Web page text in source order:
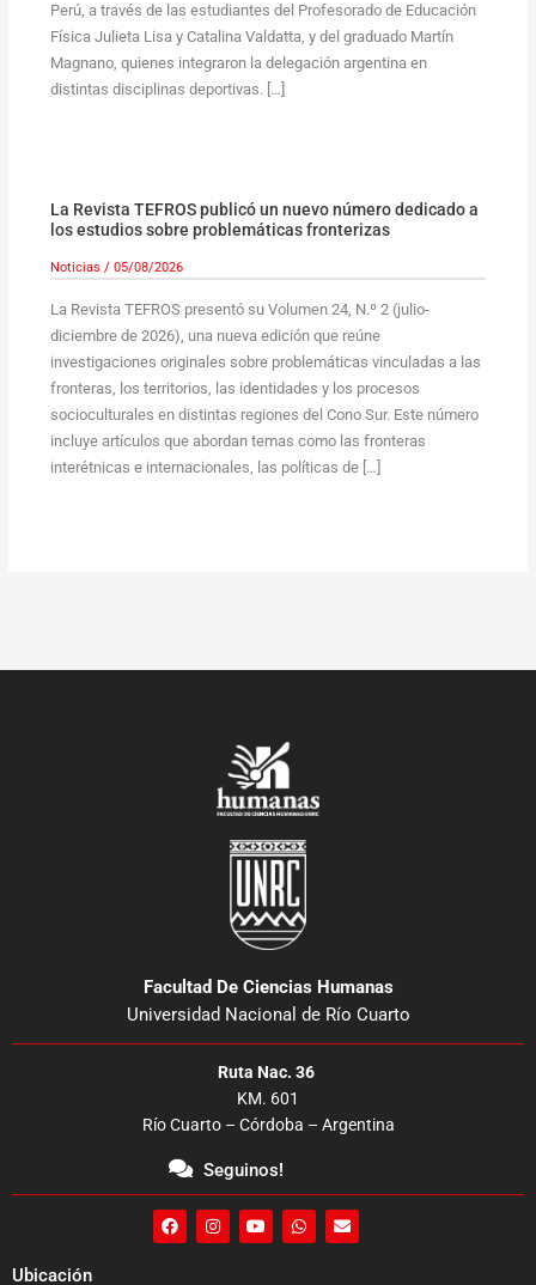
Perú, a través de las estudiantes del Profesorado de Educación
Física Julieta Lisa y Catalina Valdatta, y del graduado Martín
Magnano, quienes integraron la delegación argentina en
distintas disciplinas deportivas. […]
La Revista TEFROS publicó un nuevo número dedicado a
los estudios sobre problemáticas fronterizas
Noticias / 05/08/2026
La Revista TEFROS presentó su Volumen 24, N.º 2 (julio-
diciembre de 2026), una nueva edición que reúne
investigaciones originales sobre problemáticas vinculadas a las
fronteras, los territorios, las identidades y los procesos
socioculturales en distintas regiones del Cono Sur. Este número
incluye artículos que abordan temas como las fronteras
interétnicas e internacionales, las políticas de […]
Ubicación
Facultad De Ciencias Humanas
Universidad Nacional de Río Cuarto
Ruta Nac. 36
KM. 601
Río Cuarto – Córdoba – Argentina
Seguinos!
F
a
I
n
Y
o
W
h
E
n